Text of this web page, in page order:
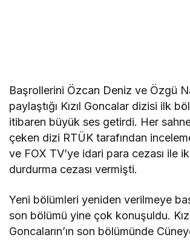
Başrollerini Özcan Deniz ve Özgü
paylaştığı Kızıl Goncalar dizisi ilk
itibaren büyük ses getirdi. Her
çeken dizi RTÜK tarafından inceleme
ve FOX TV’ye idari para cezası ile
durdurma cezası vermişti.
Yeni bölümleri yeniden verilmeye
son bölümü yine çok konuşuldu.
Goncaların’ın son bölümünde